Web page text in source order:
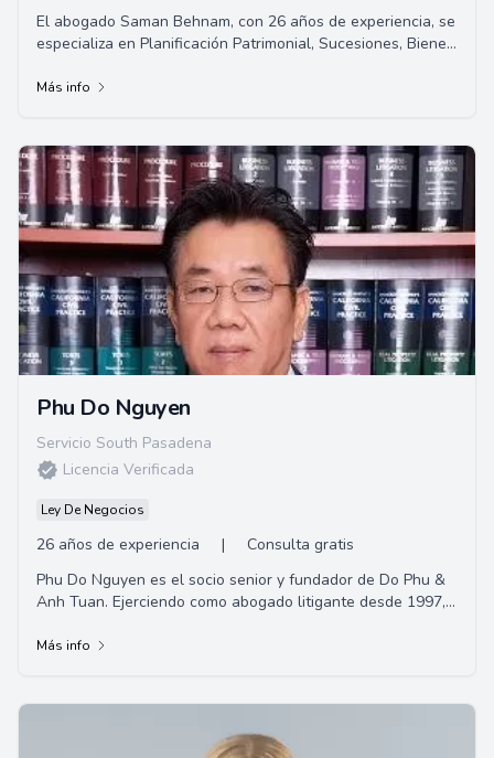
El abogado Saman Behnam, con 26 años de experiencia, se
especializa en Planificación Patrimonial, Sucesiones, Bienes
civiles y mediación. Ofrece servicios legales especializados
Más info
Phu Do Nguyen
Servicio South Pasadena
Licencia Verificada
Ley De Negocios
26 años de experiencia |
Consulta gratis
Phu Do Nguyen es el socio senior y fundador de Do Phu &
Anh Tuan. Ejerciendo como abogado litigante desde 1997,
Más info